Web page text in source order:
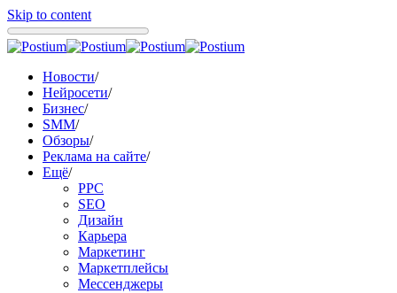
Skip to content
Новости/
Нейросети/
Бизнес/
SMM/
Обзоры/
Реклама на сайте/
Ещё/
PPC
SEO
Дизайн
Карьера
Маркетинг
Маркетплейсы
Мессенджеры